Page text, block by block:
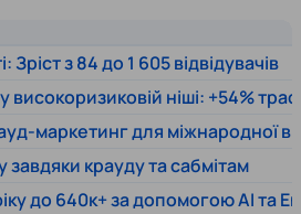
Зріст з 84 до 1 605 відвідувачів
високоризиковій ніші: +54%
маркетинг для міжнародної
завдяки крауду та сабмітам
до 640к+ за допомогою AI та